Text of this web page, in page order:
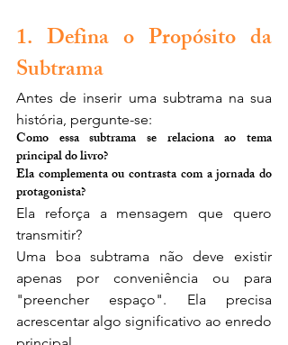
1. Defina o Propósito da
Subtrama
Antes de inserir uma subtrama na sua
história, pergunte-se:
Como essa subtrama se relaciona ao tema
principal do livro?
Ela complementa ou contrasta com a jornada do
protagonista?
Ela reforça a mensagem que quero
transmitir?
Uma boa subtrama não deve existir
apenas por conveniência ou para
"preencher espaço". Ela precisa
acrescentar algo significativo ao enredo